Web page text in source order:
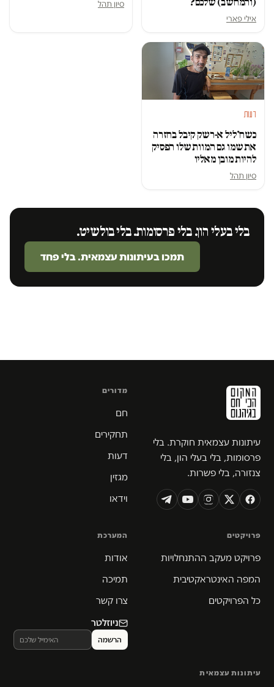
אילי פארי
סיון תהל
דעות
כשח'ליל א-רשק קיבל בחזרה
את שמו גם המוות שלו הפסיק
להיות מובן מאליו
סיון תהל
בלי בעלי הון. בלי פרסומות. בלי בולשיט.
תמכו בעיתונות עצמאית. בלי פחד
עיתונות עצמאית חוקרת. בלי
פרסומות, בלי בעלי הון, בלי
צנזורה, בלי פשרות.
מדורים
חם
תחקירים
דעות
מגזין
וידאו
פרויקטים
פרויקט מעקב ההתנחלויות
המפה האינטראקטיבית
כל הפרויקטים
המערכת
אודות
תמיכה
צרו קשר
ניוזלטר
עיתונות עצמאית